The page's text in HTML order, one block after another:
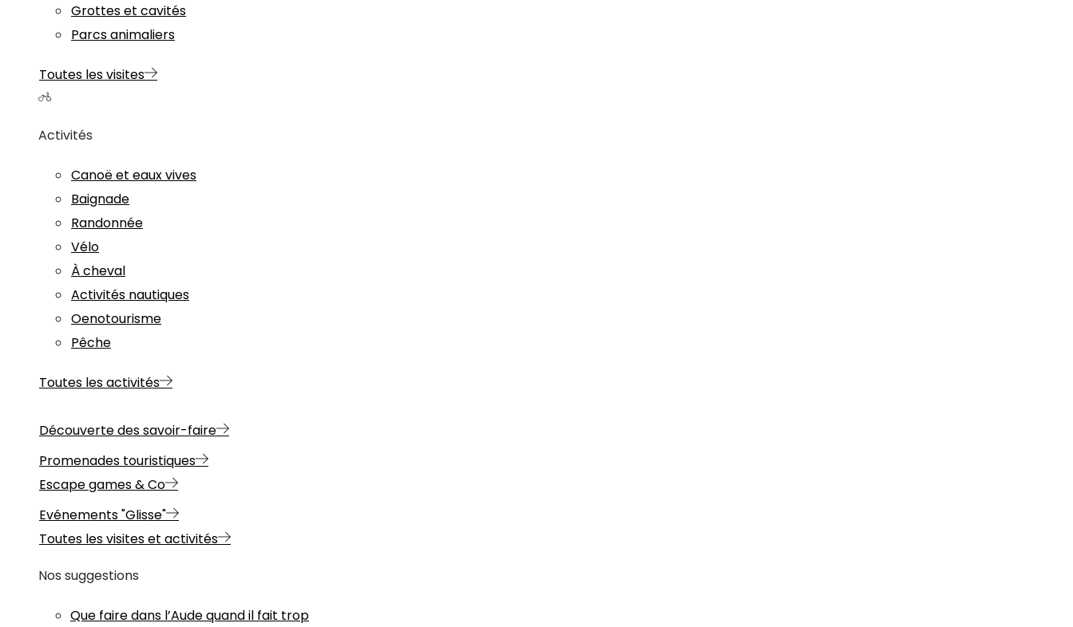
Grottes et cavités
Parcs animaliers
Toutes les visites
Activités
Canoë et eaux vives
Baignade
Randonnée
Vélo
À cheval
Activités nautiques
Oenotourisme
Pêche
Toutes les activités
Découverte des savoir-faire
Promenades touristiques
Escape games & Co
Evénements "Glisse"
Toutes les visites et activités
Nos suggestions
Que faire dans l’Aude quand il fait trop